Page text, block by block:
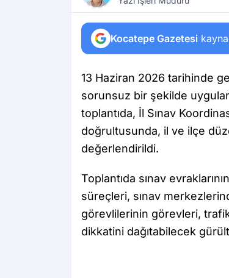
Kocatepe Gazetesi
13 Haziran 2026 tarihinde
sorunsuz bir şekilde
toplantıda, İl Sınav
doğrultusunda, il ve ilçe
değerlendirildi.
Toplantıda sınav
süreçleri, sınav
görevlilerinin görevleri,
dikkatini dağıtabilecek